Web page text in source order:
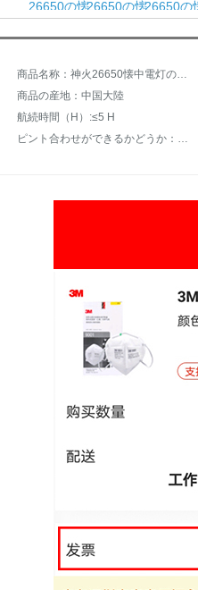
商品名称：神火26650懐中電灯の財布
商品の産地：中国大陸
航続時間（H）:≤5 H
ピント合わせができるかどうか：ピント合わせができない